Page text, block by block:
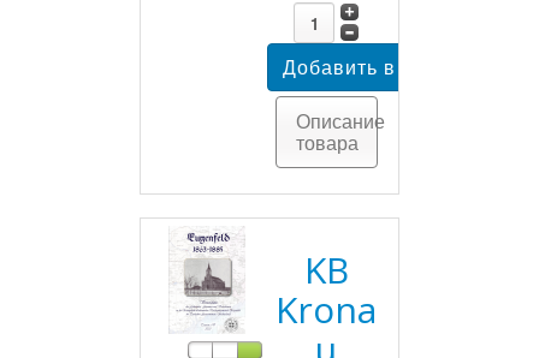
Описание
товара
KB
Krona